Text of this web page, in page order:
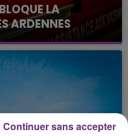
LA
ARDENNES
ce mercredi en
Continuer sans accepter